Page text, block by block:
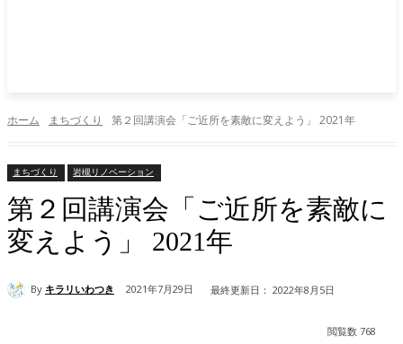
ホーム まちづくり 第２回講演会「ご近所を素敵に変えよう」 2021年
まちづくり 岩槻リノベーション
第２回講演会「ご近所を素敵に
変えよう」 2021年
By キラリいわつき 2021年7月29日 最終更新日： 2022年8月5日
閲覧数 768
WhatsApp